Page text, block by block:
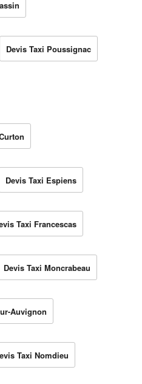
Devis Taxi Poussignac
Devis Taxi Espiens
Taxi Francescas
Devis Taxi Moncrabeau
Auvignon
Taxi Nomdieu